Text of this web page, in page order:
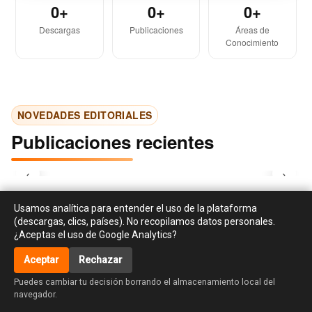
Usamos analítica para entender el uso de la plataforma
(descargas, clics, países). No recopilamos datos personales.
¿Aceptas el uso de Google Analytics?
Aceptar Rechazar
Puedes cambiar tu decisión borrando el almacenamiento local del
navegador.
0+
Descargas
0+
Publicaciones
0+
Áreas de
Conocimiento
NOVEDADES EDITORIALES
Publicaciones recientes
‹ ›